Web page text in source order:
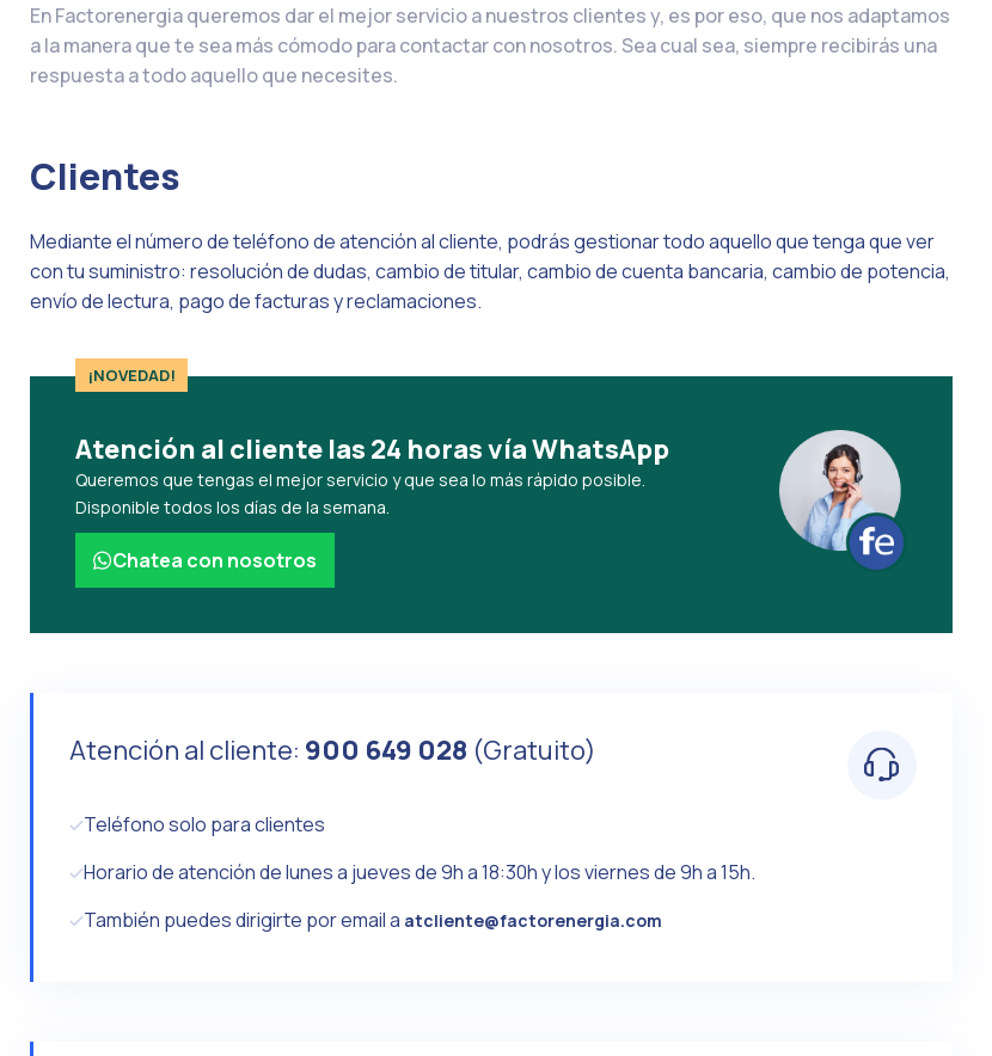
En Factorenergia queremos dar el mejor servicio a nuestros clientes y, es por eso, que nos adaptamos
a la manera que te sea más cómodo para contactar con nosotros. Sea cual sea, siempre recibirás una
respuesta a todo aquello que necesites.
Clientes
Mediante el número de teléfono de atención al cliente, podrás gestionar todo aquello que tenga que ver
con tu suministro: resolución de dudas, cambio de titular, cambio de cuenta bancaria, cambio de potencia,
envío de lectura, pago de facturas y reclamaciones.
¡NOVEDAD!
Atención al cliente las 24 horas vía WhatsApp
Queremos que tengas el mejor servicio y que sea lo más rápido posible.
Disponible todos los días de la semana.
Chatea con nosotros
Atención al cliente: 900 649 028 (Gratuito)
Teléfono solo para clientes
Horario de atención de lunes a jueves de 9h a 18:30h y los viernes de 9h a 15h.
También puedes dirigirte por email a atcliente@factorenergia.com